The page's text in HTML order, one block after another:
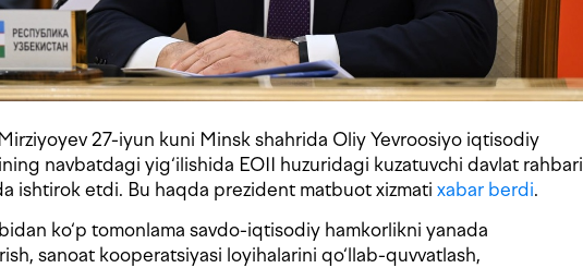
27-iyun kuni Minsk shahrida Oliy Yevroosiyo iqtisodiy
navbatdagi yig‘ilishida EOII huzuridagi kuzatuvchi davlat rahbari
ishtirok etdi. Bu haqda prezident matbuot xizmati xabar berdi.
ko‘p tomonlama savdo-iqtisodiy hamkorlikni yanada
sanoat kooperatsiyasi loyihalarini qo‘llab-quvvatlash,